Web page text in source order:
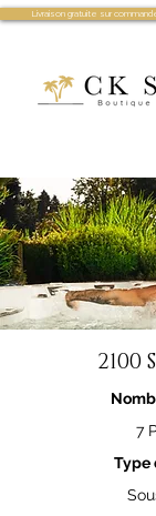
Livraison gratuite sur
7
Type